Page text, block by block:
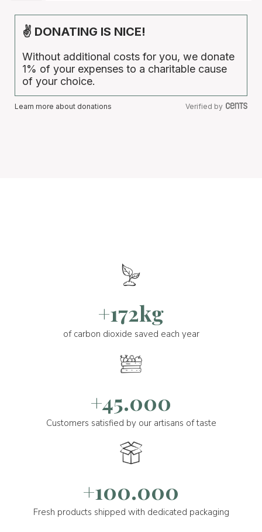
✌ DONATING IS NICE!
Without additional costs for you, we donate
1% of your expenses to a charitable cause
of your choice.
Learn more about donations Verified by
+172kg
of carbon dioxide saved each year
+45.000
Customers satisfied by our artisans of taste
+100.000
Fresh products shipped with dedicated packaging